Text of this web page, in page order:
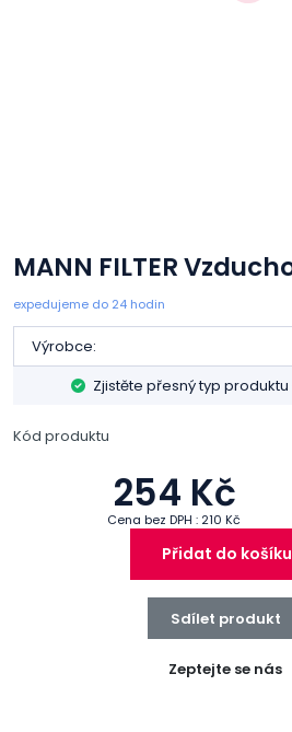
MANN FILTER
expedujeme do 24 hodin
Výrobce:
Zjistěte přesný typ
Kód produktu
254 Kč
Cena bez DPH : 210 Kč
Přidat do košíku
Zeptejte se nás
Sdílet produkt